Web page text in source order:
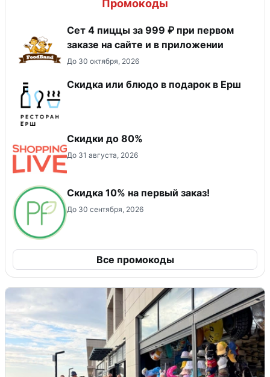
Промокоды
Сет 4 пиццы за 999 ₽ при первом
заказе на сайте и в приложении
До 30 октября, 2026
Скидка или блюдо в подарок в Ерш
Скидки до 80%
До 31 августа, 2026
Скидка 10% на первый заказ!
До 30 сентября, 2026
Все промокоды